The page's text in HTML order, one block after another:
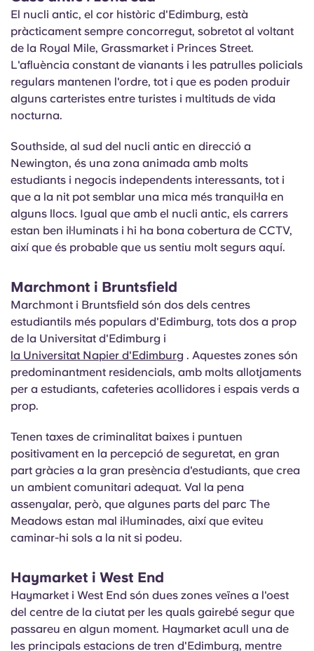
El nucli antic, el cor històric d'Edimburg, està
pràcticament sempre concorregut, sobretot al voltant
de la Royal Mile, Grassmarket i Princes Street.
L'afluència constant de vianants i les patrulles policials
regulars mantenen l'ordre, tot i que es poden produir
alguns carteristes entre turistes i multituds de vida
nocturna.
Southside, al sud del nucli antic en direcció a
Newington, és una zona animada amb molts
estudiants i negocis independents interessants, tot i
que a la nit pot semblar una mica més tranquil·la en
alguns llocs. Igual que amb el nucli antic, els carrers
estan ben il·luminats i hi ha bona cobertura de CCTV,
així que és probable que us sentiu molt segurs aquí.
Marchmont i Bruntsfield
Marchmont i Bruntsfield són dos dels centres
estudiantils més populars d'Edimburg, tots dos a prop
de la Universitat d'Edimburg i
la Universitat Napier d'Edimburg . Aquestes zones són
predominantment residencials, amb molts allotjaments
per a estudiants, cafeteries acollidores i espais verds a
prop.
Tenen taxes de criminalitat baixes i puntuen
positivament en la percepció de seguretat, en gran
part gràcies a la gran presència d'estudiants, que crea
un ambient comunitari adequat. Val la pena
assenyalar, però, que algunes parts del parc The
Meadows estan mal il·luminades, així que eviteu
caminar-hi sols a la nit si podeu.
Haymarket i West End
Haymarket i West End són dues zones veïnes a l'oest
del centre de la ciutat per les quals gairebé segur que
passareu en algun moment. Haymarket acull una de
les principals estacions de tren d'Edimburg, mentre